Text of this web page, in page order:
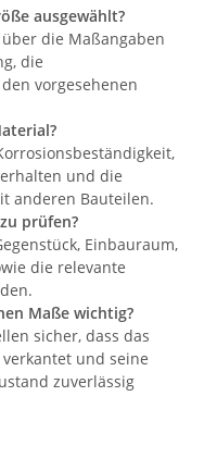
ausgewählt?
die Maßangaben
die
vorgesehenen
und die
anderen Bauteilen.
prüfen?
Einbauraum,
die relevante
Maße wichtig?
sicher, dass das
und seine
zuverlässig